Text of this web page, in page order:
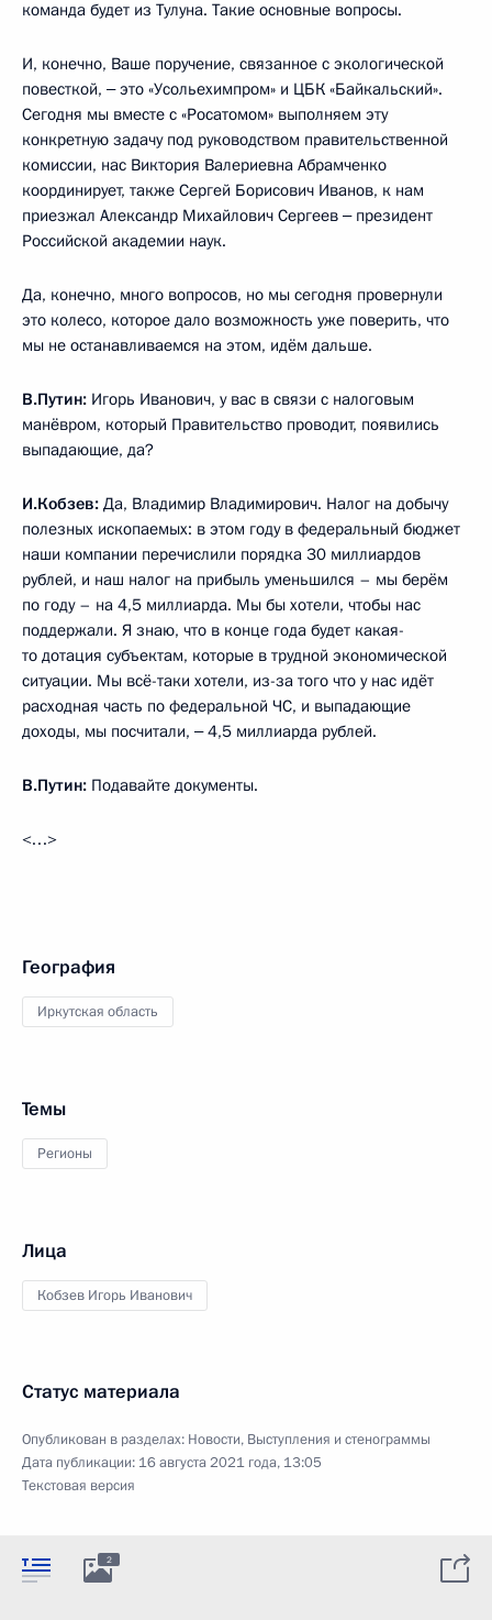
команда будет из Тулуна. Такие основные вопросы.
И, конечно, Ваше поручение, связанное с экологической
повесткой, ‒ это «Усольехимпром» и ЦБК «Байкальский».
Сегодня мы вместе с «Росатомом» выполняем эту
конкретную задачу под руководством правительственной
комиссии, нас Виктория Валериевна Абрамченко
координирует, также Сергей Борисович Иванов, к нам
приезжал Александр Михайлович Сергеев ‒ президент
Российской академии наук.
Да, конечно, много вопросов, но мы сегодня провернули
это колесо, которое дало возможность уже поверить, что
мы не останавливаемся на этом, идём дальше.
В.Путин: Игорь Иванович, у вас в связи с налоговым
манёвром, который Правительство проводит, появились
выпадающие, да?
И.Кобзев: Да, Владимир Владимирович. Налог на добычу
полезных ископаемых: в этом году в федеральный бюджет
наши компании перечислили порядка 30 миллиардов
рублей, и наш налог на прибыль уменьшился – мы берём
по году – на 4,5 миллиарда. Мы бы хотели, чтобы нас
поддержали. Я знаю, что в конце года будет какая-
то дотация субъектам, которые в трудной экономической
ситуации. Мы всё-таки хотели, из-за того что у нас идёт
расходная часть по федеральной ЧС, и выпадающие
доходы, мы посчитали, ‒ 4,5 миллиарда рублей.
В.Путин: Подавайте документы.
<…>
География
Иркутская область
Темы
Регионы
Лица
Кобзев Игорь Иванович
Статус материала
Опубликован в разделах: Новости, Выступления и стенограммы
Дата публикации: 16 августа 2021 года, 13:05
Текстовая версия
2